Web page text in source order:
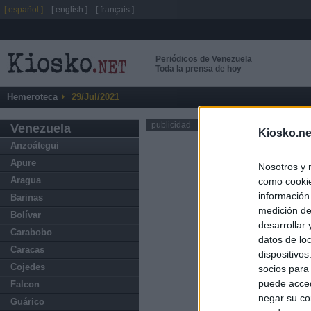
Nosotros y
como
medición
desarrollar
datos de
socios
puede
negar su
Periódicos de Venezuela
Toda la prensa de hoy
Hemeroteca 29/Jul/2021
Venezuela
Anzoátegui
Apure
Aragua
Barinas
Bolívar
Carabobo
Caracas
Cojedes
Falcon
Guárico
publicidad
[ español ] [ english ] [ français ]